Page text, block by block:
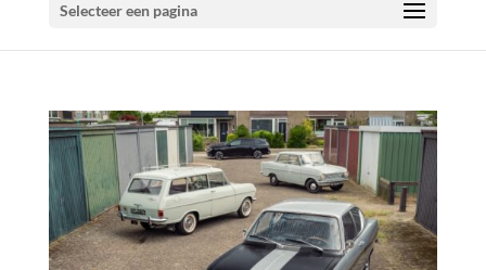
Selecteer een pagina